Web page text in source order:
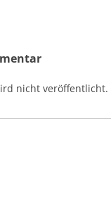
nicht veröffentlicht.